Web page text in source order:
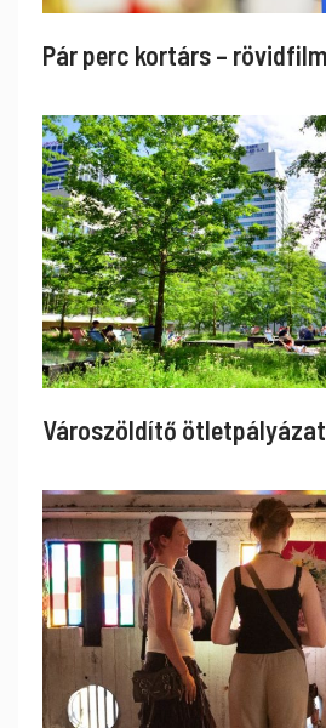
Pár perc kortárs –
Városzöldítő ötletpályázat